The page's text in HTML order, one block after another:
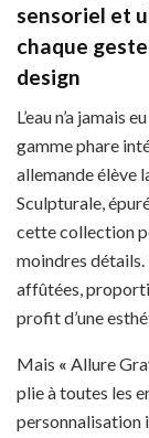
sensoriel et
chaque
design
L’eau n’a jamais
gamme phare
allemande élève
Sculpturale,
cette collection
moindres détails.
affûtées,
profit d’une
Mais « Allure
plie à toutes les
personnalisation